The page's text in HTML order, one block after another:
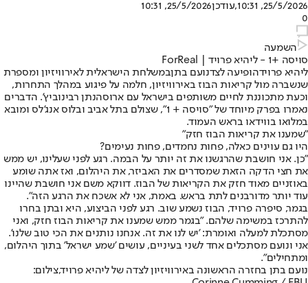
25/5/2026, 10:31
,עודכן25/5/2026, 10:31
0
השמעה
סויסה +1 - ליהיא פרויד | ForReal
ליהיא פרוידהופיעה לצדנועם בתןבמשלחת הישראלית לאירוויזיון ומספרת
שנשברה מול קריאות הבוז באירוויזיון, חלמה על פיגוע במהלך התחרות,
וכעת מתכוננת לחיים משותפים בישראל עם ארוסהנתן רבינוביץ'. הדברים
נאמרו בפרק מיוחד של "סויסה + 1", שצולם בתל אביב ובלוס אנג'לס ומובא
במלואו בווידאו בראש העמוד.
"שמענו את קריאות הבוז חזק"
היו גם עוינים כאלה, פחות נחמדים, פחות נעימים?
"כן. אני חושבת שהרגשנו את זה יותר על הבמה. רגע לפני שעלינו, יש ממש
את חצי הדקה הזאת שמסדרים את האביזר, את היהלום, ואז אתה שומע
באוזניים מאוד חזק את הקריאות של הבוז. דווקא משם אני חושבת שהיינו
עוד יותר מדורבנים לתת בראש. באמת, אני לא אשכח את הרגע הזה".
בגמר, סיפרה פרויד, הבוז נשמע שוב. רגע לפני הביצוע, היא ובתן בחרו
להתרכז במשימה שלהם. "בגמר ממש שמענו את קריאות הבוז חזק, ואני
מסתכלת למעלה ואומרת: 'יש לנו את זה. אנחנו נותנים את הכי טוב שלנו'.
אני ונועם מסתכלים אחד לשני בעיניים, עושים 'שמע ישראל' בתוך היהלום,
ומתחילים".
נועם בתן בחזרה הראשונה באירוויזיון לצדה של ליהיא פרויד,צילום: